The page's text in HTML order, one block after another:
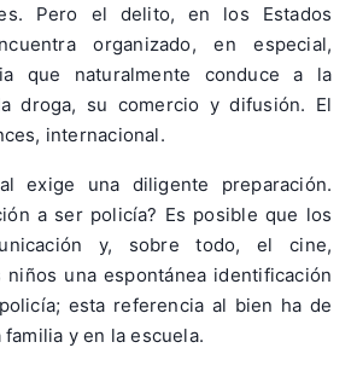
Pero el delito, en los Estados
organizado, en especial,
que naturalmente conduce a la
droga, su comercio y difusión. El
internacional.
exige una diligente preparación.
a ser policía? Es posible que los
y, sobre todo, el cine,
una espontánea identificación
esta referencia al bien ha de
y en la escuela.